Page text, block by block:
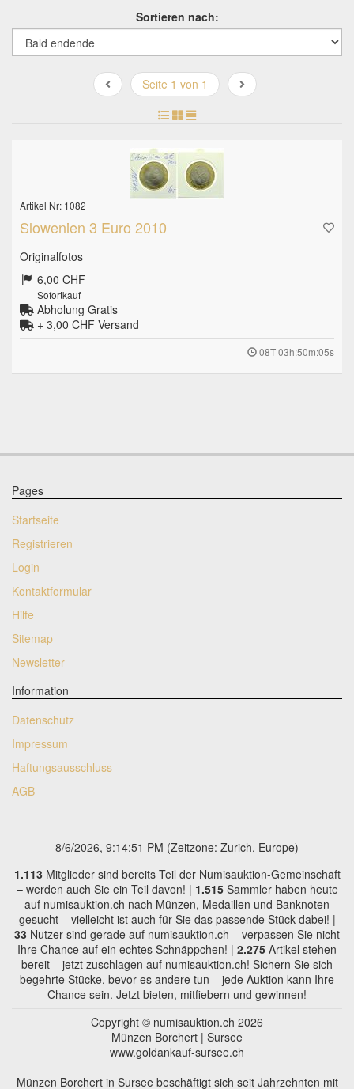
Sortieren nach:
Seite 1 von 1
Artikel Nr: 1082
Slowenien 3 Euro 2010
Originalfotos
6,00 CHF
Sofortkauf
Abholung Gratis
+ 3,00 CHF Versand
08T 03h:50m:04s
Pages
Startseite
Registrieren
Login
Kontaktformular
Hilfe
Sitemap
Newsletter
Information
Datenschutz
Impressum
Haftungsausschluss
AGB
8/6/2026, 9:14:52 PM (Zeitzone: Zurich, Europe)
1.113 Mitglieder sind bereits Teil der Numisauktion-Gemeinschaft
– werden auch Sie ein Teil davon! | 1.515Sammler haben heute
auf numisauktion.ch nach Münzen, Medaillen und Banknoten
gesucht – vielleicht ist auch für Sie das passende Stück dabei! |
33 Nutzer sind gerade auf numisauktion.ch – verpassen Sie nicht
Ihre Chance auf ein echtes Schnäppchen! | 2.275 Artikel stehen
bereit – jetzt zuschlagen auf numisauktion.ch! Sichern Sie sich
begehrte Stücke, bevor es andere tun – jede Auktion kann Ihre
Chance sein. Jetzt bieten, mitfiebern und gewinnen!
Copyright © numisauktion.ch 2026
Münzen Borchert | Sursee
www.goldankauf-sursee.ch
Münzen Borchert in Sursee beschäftigt sich seit Jahrzehnten mit